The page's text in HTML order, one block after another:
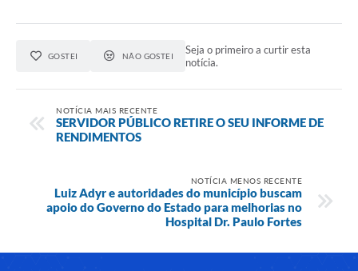
Briefing de Ações, Divulgações e Eventos
Contato
GOSTEI NÃO GOSTEI
Seja o primeiro a curtir esta
notícia.
NOTÍCIA MAIS RECENTE
SERVIDOR PÚBLICO RETIRE O SEU INFORME DE
RENDIMENTOS
NOTÍCIA MENOS RECENTE
Luiz Adyr e autoridades do município buscam
apoio do Governo do Estado para melhorias no
Hospital Dr. Paulo Fortes